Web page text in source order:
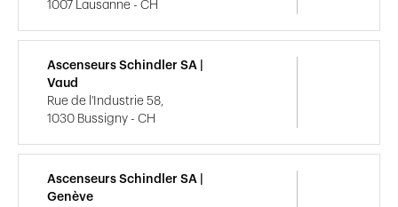
1007 Lausanne - CH
Ascenseurs Schindler SA |
Vaud
Rue de l'Industrie 58,
1030 Bussigny - CH
Ascenseurs Schindler SA |
Genève